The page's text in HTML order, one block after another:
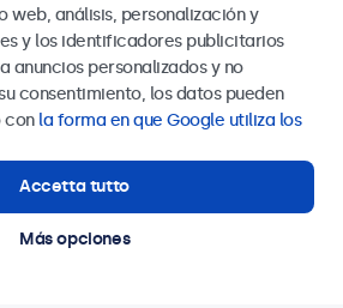
valutazione di 5000+ aziende
web, análisis, personalización y
y los identificadores publicitarios
anuncios personalizados y no
consentimiento, los datos pueden
con la forma en que Google utiliza los
Accetta tutto
Más opciones